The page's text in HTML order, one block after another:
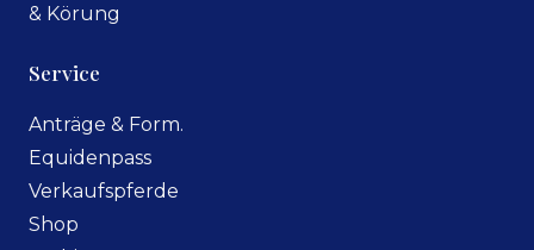
& Körung
Service
Anträge & Form.
Equidenpass
Verkaufspferde
Shop